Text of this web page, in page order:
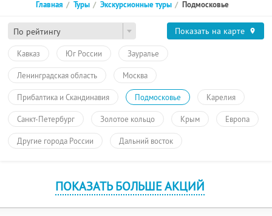
По рейтингу
Главная Туры Экскурсионные туры Подмосковье
Показать на карте
Кавказ Юг России Зауралье
Ленинградская область Москва
Прибалтика и Скандинавия Подмосковье Карелия
Санкт-Петербург Золотое кольцо Крым Европа
Другие города России Дальний восток
ПОКАЗАТЬ БОЛЬШЕ АКЦИЙ